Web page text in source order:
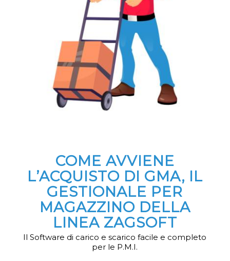
COME AVVIENE
L’ACQUISTO DI GMA, IL
GESTIONALE PER
MAGAZZINO DELLA
LINEA ZAGSOFT
Il Software di carico e scarico facile e completo
per le P.M.I.